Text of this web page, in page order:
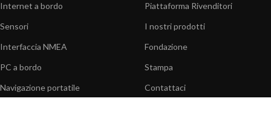
Internet a bordo
Sensori
Interfaccia NMEA
PC a bordo
Navigazione portatile
Piattaforma Rivenditori
I nostri prodotti
Fondazione
Stampa
Contattaci